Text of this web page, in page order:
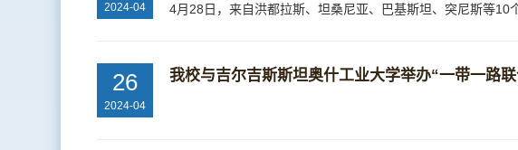
2024-04
26
2024-04
我校与吉尔吉斯斯坦奥什工业大学举办“一带一路